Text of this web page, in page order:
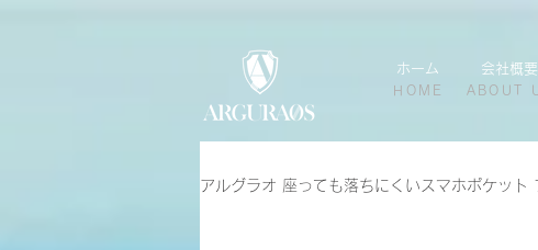
ホーム 会社概要
HOME ABOUT
アルグラオ 座っても落ちにくいスマホポケット